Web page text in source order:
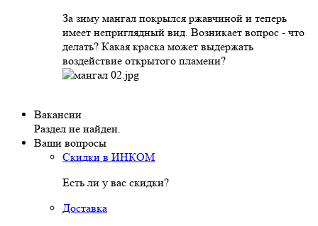
За зиму мангал покрылся ржавчиной и теперь
имеет неприглядный вид. Возникает вопрос - что
делать? Какая краска может выдержать
воздействие открытого пламени?
Вакансии
Раздел не найден.
Ваши вопросы
Скидки в ИНКОМ
Есть ли у вас скидки?
Доставка